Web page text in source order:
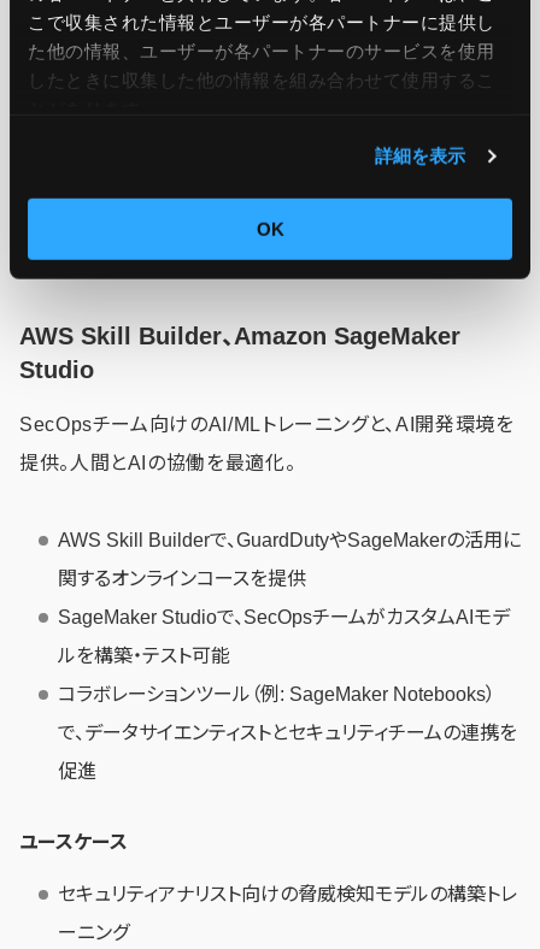
こで収集された情報とユーザーが各パートナーに提供し
た他の情報、ユーザーが各パートナーのサービスを使用
したときに収集した他の情報を組み合わせて使用​​するこ
詳細を表示
OK
ユースケース
金融機関でのAIモデルのSOX準拠監査
「人材育成とAI協働」に有効なサービス
例
AWS Skill Builder、Amazon SageMaker
Studio
SecOpsチーム向けのAI/MLトレーニングと、AI開発環境を
提供。人間とAIの協働を最適化。
AWS Skill Builderで、GuardDutyやSageMakerの活用に
関するオンラインコースを提供
SageMaker Studioで、SecOpsチームがカスタムAIモデ
ルを構築・テスト可能
コラボレーションツール（例: SageMaker Notebooks）
で、データサイエンティストとセキュリティチームの連携を
促進
ユースケース
セキュリティアナリスト向けの脅威検知モデルの構築トレ
ーニング